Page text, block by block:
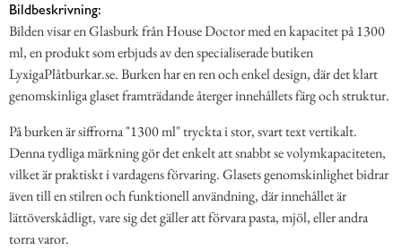
Bildbeskrivning:
Bilden visar en Glasburk från House Doctor med en kapacitet på 1300
ml, en produkt som erbjuds av den specialiserade butiken
LyxigaPlåtburkar.se. Burken har en ren och enkel design, där det klart
genomskinliga glaset framträdande återger innehållets färg och struktur.
På burken är siffrorna "1300 ml" tryckta i stor, svart text vertikalt.
Denna tydliga märkning gör det enkelt att snabbt se volymkapaciteten,
vilket är praktiskt i vardagens förvaring. Glasets genomskinlighet bidrar
även till en stilren och funktionell användning, där innehållet är
lättöverskådligt, vare sig det gäller att förvara pasta, mjöl, eller andra
torra varor.